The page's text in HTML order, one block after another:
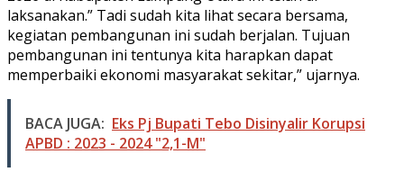
laksanakan.” Tadi sudah kita lihat secara bersama,
kegiatan pembangunan ini sudah berjalan. Tujuan
pembangunan ini tentunya kita harapkan dapat
memperbaiki ekonomi masyarakat sekitar,” ujarnya.
BACA JUGA: Eks Pj Bupati Tebo Disinyalir Korupsi
APBD : 2023 - 2024 "2,1-M"